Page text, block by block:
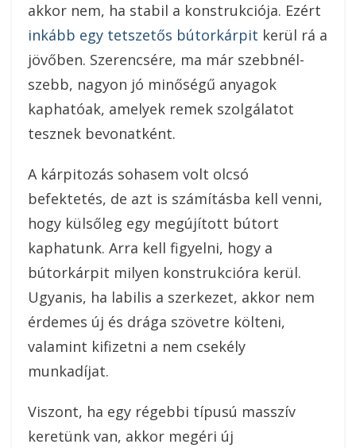
akkor nem, ha stabil a konstrukciója. Ezért
inkább egy tetszetős bútorkárpit kerül rá a
jövőben. Szerencsére, ma már szebbnél-
szebb, nagyon jó minőségű anyagok
kaphatóak, amelyek remek szolgálatot
tesznek bevonatként.
A kárpitozás sohasem volt olcsó
befektetés, de azt is számításba kell venni,
hogy külsőleg egy megújított bútort
kaphatunk. Arra kell figyelni, hogy a
bútorkárpit milyen konstrukcióra kerül.
Ugyanis, ha labilis a szerkezet, akkor nem
érdemes új és drága szövetre költeni,
valamint kifizetni a nem csekély
munkadíjat.
Viszont, ha egy régebbi típusú masszív
keretünk van, akkor megéri új